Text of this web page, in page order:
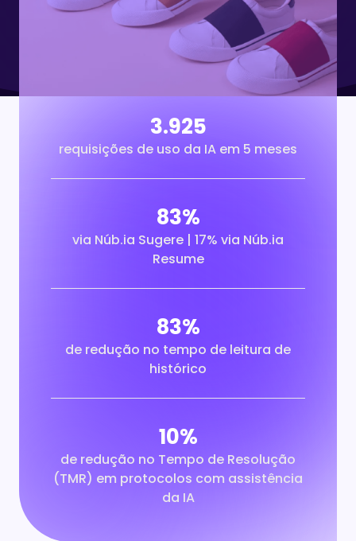
3.925
requisições de uso da IA em 5 meses
83%
via Núb.ia Sugere | 17% via Núb.ia
Resume
83%
de redução no tempo de leitura de
histórico
10%
de redução no Tempo de Resolução
(TMR) em protocolos com assistência
da IA